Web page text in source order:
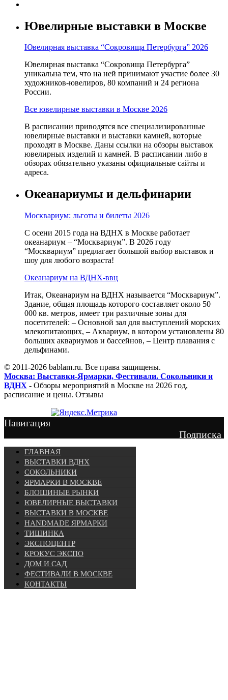
Ювелирные выставки в Москве
Ювелирная выставка “Сокровища Петербурга” 2026
Ювелирная выставка “Сокровища Петербурга”
уникальна тем, что на ней принимают участие более 30
художников-ювелиров, 80 компаний и 24 региона
России.
Все ювелирные выставки в Москве 2026
В расписании приводятся все специализированные
ювелирные выставки и выставки камней, которые
проходят в Москве. Даны ссылки на обзоры выставок
ювелирных изделий и камней. В расписании либо в
обзорах обязательно указаны официальные сайты и
адреса.
Океанариумы и дельфинарии
Москвариум: льготы и билеты 2026
С осени 2015 года на ВДНХ в Москве работает
океанариум – “Москвариум”. В 2026 году
“Москвариум” предлагает большой выбор выставок и
шоу для любого возраста!
Океанариум на ВДНХ-ввц
Итак, Океанариум на ВДНХ называется “Москвариум”.
Здание, общая площадь которого составляет около 50
000 кв. метров, имеет три различные зоны для
посетителей: – Основной зал для выступлений морских
млекопитающих, – Аквариум, в котором установлены 80
больших аквариумов и бассейнов, – Центр плавания с
дельфинами.
© 2011-2026 bablam.ru. Все права защищены.
Москва: Выставки-Ярмарки, Фестивали. Сокольники и
ВДНХ - Обзоры мероприятий в Москве на 2026 год,
расписание и цены. Отзывы
Навигация
Подписка
ГЛАВНАЯ
ВЫСТАВКИ ВДНХ
СОКОЛЬНИКИ
ЯРМАРКИ В МОСКВЕ
БЛОШИНЫЕ РЫНКИ
ЮВЕЛИРНЫЕ ВЫСТАВКИ
ВЫСТАВКИ В МОСКВЕ
HANDMADE ЯРМАРКИ
ТИШИНКА
ЭКСПОЦЕНТР
КРОКУС ЭКСПО
ДОМ И САД
ФЕСТИВАЛИ В МОСКВЕ
КОНТАКТЫ